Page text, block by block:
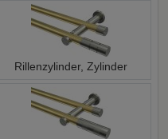
Rillenzylinder, Zylinder